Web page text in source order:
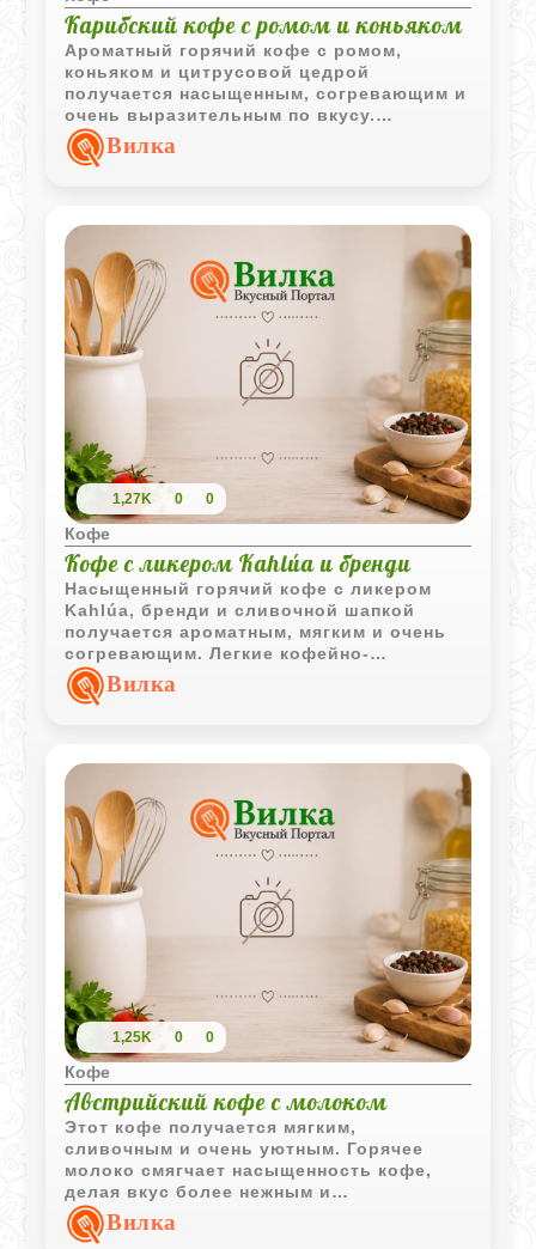
Карибский кофе с ромом и коньяком
Ароматный горячий кофе с ромом,
коньяком и цитрусовой цедрой
получается насыщенным, согревающим и
очень выразительным по вкусу.
Пряности и легкие карамельные нотки
алкоголя делают напиток особенно
Вилка
1,27K 0 0
Кофе
Кофе с ликером Kahlúa и бренди
Насыщенный горячий кофе с ликером
Kahlúa, бренди и сливочной шапкой
получается ароматным, мягким и очень
согревающим. Легкие кофейно-
карамельные нотки хорошо сочетаются с
корицей и делают напиток особенно
Вилка
1,25K 0 0
Кофе
Австрийский кофе с молоком
Этот кофе получается мягким,
сливочным и очень уютным. Горячее
молоко смягчает насыщенность кофе,
делая вкус более нежным и
сбалансированным для повседневной
подачи.Вилка